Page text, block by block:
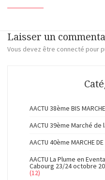
Laisser un
Vous devez être connecté pour
AACTU 38ème BIS
AACTU 39ème Marché de
AACTU 40ème MARCHE DE
AACTU La Plume en
Cabourg 23/24 octobre
(12)